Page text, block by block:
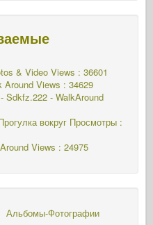
& Video Views : 36601
Around Views : 34629
Sdkfz.222 - WalkAround
вокруг Просмотры :
Views : 24975
Альбомы-Фотографии